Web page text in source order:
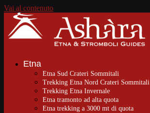
Vai al contenuto
Etna
Etna Sud Crateri Sommitali
Trekking Etna Nord Crateri Sommitali
Trekking Etna Invernale
Etna tramonto ad alta quota
Etna trekking a 3000 mt di quota